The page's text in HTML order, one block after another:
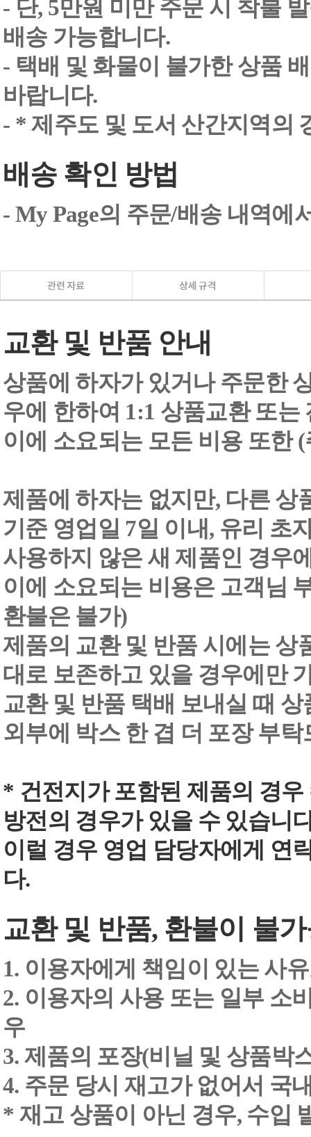
- 단, 5만원 미만 주문 시 착불
배송 가능합니다.
- 택배 및 화물이 불가한 상품
바랍니다.
- * 제주도 및 도서 산간지역의
배송 확인 방법
- My Page의 주문/배송 내역에
교환 및 반품 안내
상품에 하자가 있거나 주문한
우에 한하여 1:1 상품교환 또는
이에 소요되는 모든 비용 또한
제품에 하자는 없지만, 다른 상
기준 영업일 7일 이내, 유리 초
사용하지 않은 새 제품인 경우
이에 소요되는 비용은 고객님
환불은 불가)
제품의 교환 및 반품 시에는 상
대로 보존하고 있을 경우에만
교환 및 반품 택배 보내실 때
외부에 박스 한 겹 더 포장 부탁
* 건전지가 포함된 제품의 경
방전의 경우가 있을 수 있습니
이럴 경우 영업 담당자에게 연
다.
교환 및 반품, 환불이 불
1. 이용자에게 책임이 있는 사
2. 이용자의 사용 또는 일부 소
우
3. 제품의 포장(비닐 및 상품박
4. 주문 당시 재고가 없어서 국
* 재고 상품이 아닌 경우, 수입